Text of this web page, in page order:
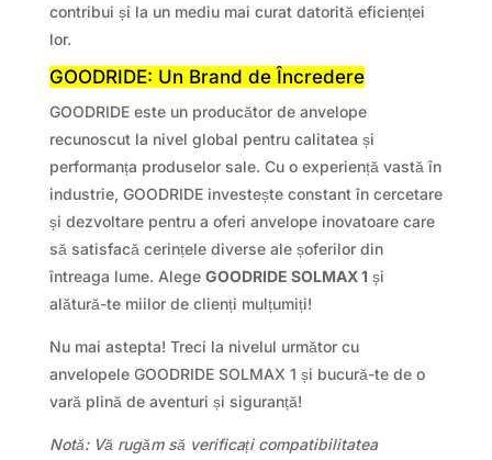
contribui și la un mediu mai curat datorită eficienței
lor.
GOODRIDE: Un Brand de Încredere
GOODRIDE este un producător de anvelope
recunoscut la nivel global pentru calitatea și
performanța produselor sale. Cu o experiență vastă în
industrie, GOODRIDE investește constant în cercetare
și dezvoltare pentru a oferi anvelope inovatoare care
să satisfacă cerințele diverse ale șoferilor din
întreaga lume. Alege GOODRIDE SOLMAX 1 și
alătură-te miilor de clienți mulțumiți!
Nu mai astepta! Treci la nivelul următor cu
anvelopele GOODRIDE SOLMAX 1 și bucură-te de o
vară plină de aventuri și siguranță!
Notă: Vă rugăm să verificați compatibilitatea